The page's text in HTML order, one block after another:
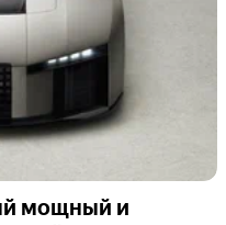
мощный и